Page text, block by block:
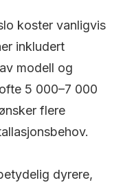
koster vanligvis
inkludert
modell og
5 000–7 000
flere
dyrere,